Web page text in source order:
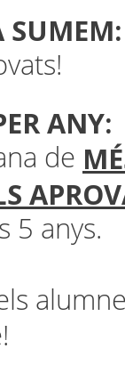
SUMEM:
ANY:
de
5 anys.